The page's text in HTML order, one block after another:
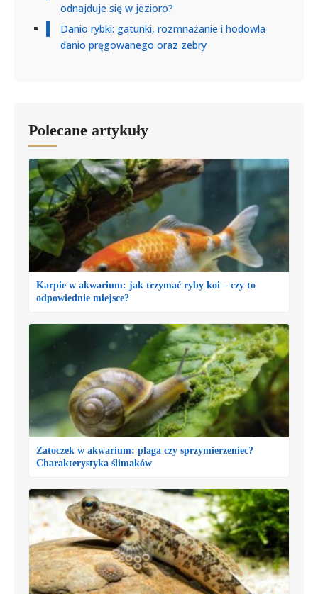
odnajduje się w jezioro?
Danio rybki: gatunki, rozmnażanie i hodowla
danio pręgowanego oraz zebry
Polecane artykuły
Karpie w akwarium: jak trzymać ryby koi – czy to
odpowiednie miejsce?
Zatoczek w akwarium: plaga czy sprzymierzeniec?
Charakterystyka ślimaków